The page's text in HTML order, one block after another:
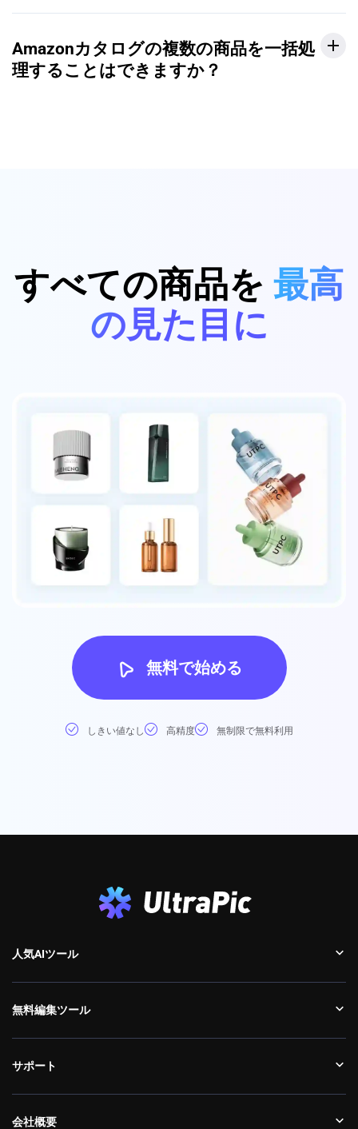
Amazonカタログの複数の商品を一括処
理することはできますか？
すべての商品を 最高
の見た目に
無料で始める
しきい値なし 高精度 無制限で無料利用
人気AIツール
無料編集ツール
サポート
会社概要